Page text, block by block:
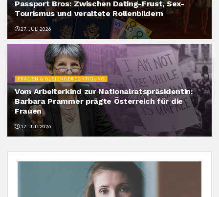
Passport Bros: Zwischen Dating-Frust, Sex-
Tourismus und veraltete Rollenbildern
27. JULI 2026
FRAUEN & GLEICHBERECHTIGUNG
Vom Arbeiterkind zur Nationalratspräsidentin:
Barbara Prammer prägte Österreich für die
Frauen
17. JULI 2026